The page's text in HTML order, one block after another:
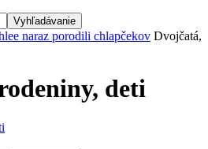
naraz porodili chlapčekov Dvojčatá,
deti